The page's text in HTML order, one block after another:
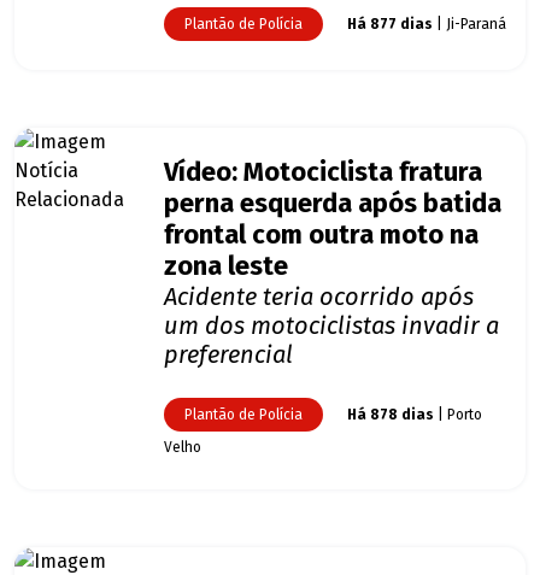
Plantão de Polícia Há 877 dias | Ji-Paraná
Vídeo: Motociclista fratura
perna esquerda após batida
frontal com outra moto na
zona leste
Acidente teria ocorrido após
um dos motociclistas invadir a
preferencial
Plantão de Polícia Há 878 dias | Porto
Velho